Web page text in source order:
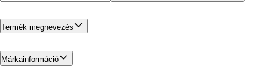
Termék megnevezés
Márkainformáció